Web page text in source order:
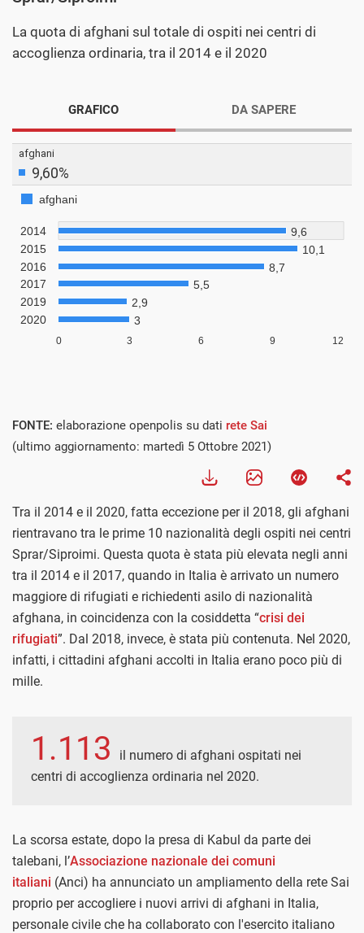
La quota di afghani sul totale di ospiti nei centri di
accoglienza ordinaria, tra il 2014 e il 2020
GRAFICO DA SAPERE
FONTE: elaborazione openpolis su dati rete Sai
(ultimo aggiornamento: martedì 5 Ottobre 2021)
Tra il 2014 e il 2020, fatta eccezione per il 2018, gli afghani
rientravano tra le prime 10 nazionalità degli ospiti nei centri
Sprar/Siproimi. Questa quota è stata più elevata negli anni
tra il 2014 e il 2017, quando in Italia è arrivato un numero
maggiore di rifugiati e richiedenti asilo di nazionalità
afghana, in coincidenza con la cosiddetta “crisi dei
rifugiati”. Dal 2018, invece, è stata più contenuta. Nel 2020,
infatti, i cittadini afghani accolti in Italia erano poco più di
mille.
1.113
il numero di afghani ospitati nei
centri di accoglienza ordinaria nel 2020.
La scorsa estate, dopo la presa di Kabul da parte dei
talebani, l’Associazione nazionale dei comuni
italiani (Anci) ha annunciato un ampliamento della rete Sai
proprio per accogliere i nuovi arrivi di afghani in Italia,
personale civile che ha collaborato con l'esercito italiano